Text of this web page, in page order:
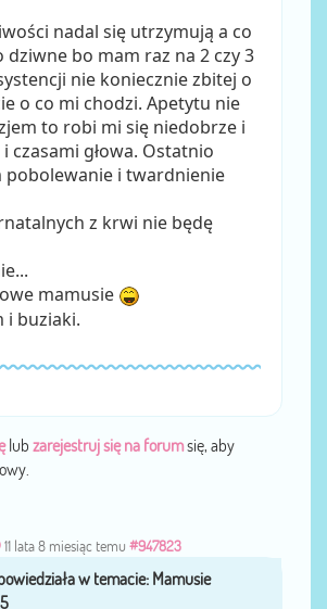
nadal się utrzymują a co
dziwne bo mam raz na 2 czy 3
nie koniecznie zbitej o
o co mi chodzi. Apetytu nie
to robi mi się niedobrze i
i czasami głowa. Ostatnio
pobolewanie i twardnienie
z krwi nie będę
mamusie
i buziaki.
lub zarejestruj się na forumsię, aby
11 lata 8 miesiąc temu #947823
przezagniesia1152